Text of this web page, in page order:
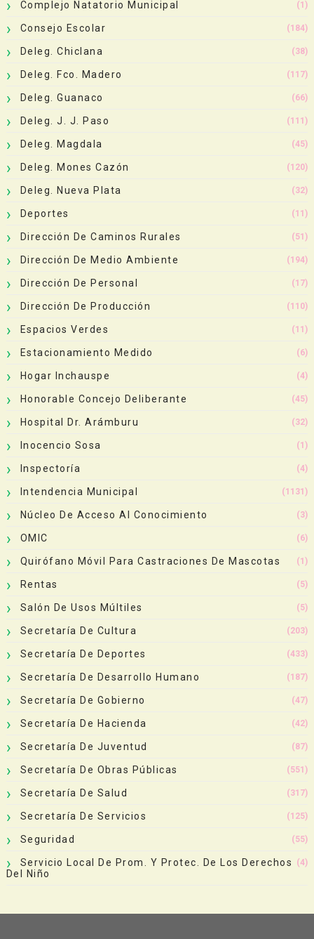
Complejo Natatorio Municipal (1)
Consejo Escolar (184)
Deleg. Chiclana (38)
Deleg. Fco. Madero (117)
Deleg. Guanaco (66)
Deleg. J. J. Paso (111)
Deleg. Magdala (45)
Deleg. Mones Cazón (120)
Deleg. Nueva Plata (32)
Deportes (11)
Dirección De Caminos Rurales (51)
Dirección De Medio Ambiente (194)
Dirección De Personal (17)
Dirección De Producción (110)
Espacios Verdes (11)
Estacionamiento Medido (6)
Hogar Inchauspe (4)
Honorable Concejo Deliberante (45)
Hospital Dr. Arámburu (32)
Inocencio Sosa (1)
Inspectoría (4)
Intendencia Municipal (1131)
Núcleo De Acceso Al Conocimiento (3)
OMIC (6)
Quirófano Móvil Para Castraciones De Mascotas (1)
Rentas (5)
Salón De Usos Múltiles (5)
Secretaría De Cultura (203)
Secretaría De Deportes (433)
Secretaría De Desarrollo Humano (187)
Secretaría De Gobierno (47)
Secretaría De Hacienda (42)
Secretaría De Juventud (87)
Secretaría De Obras Públicas (551)
Secretaría De Salud (317)
Secretaría De Servicios (125)
Seguridad (55)
Servicio Local De Prom. Y Protec. De Los Derechos
Del Niño
(4)